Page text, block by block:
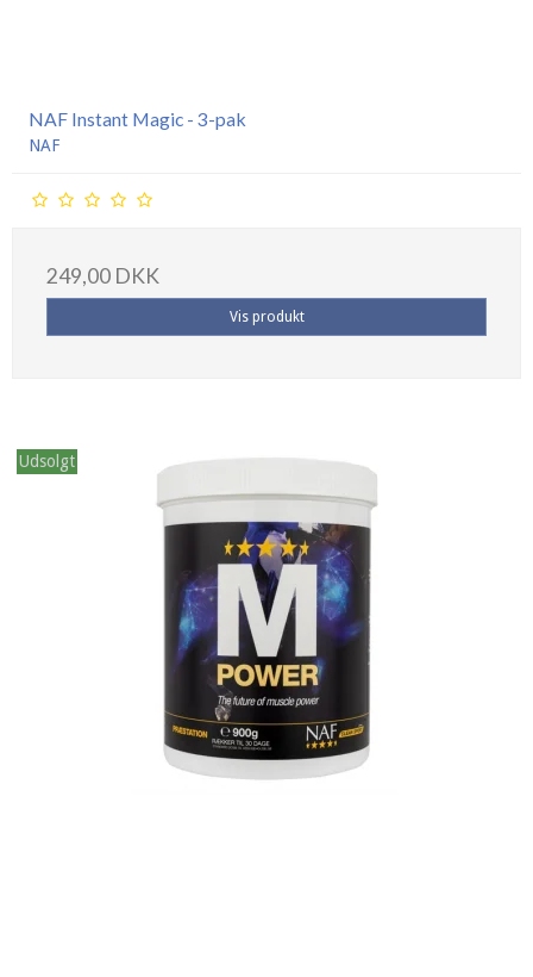
NAF Instant Magic - 3-pak
NAF
249,00 DKK
Vis produkt
Udsolgt